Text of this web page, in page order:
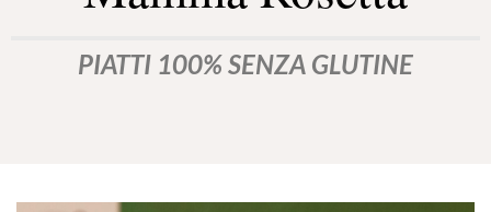
PIATTI 100% SENZA GLUTINE